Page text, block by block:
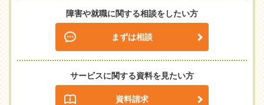
障害や就職に関する相談をしたい方
まずは相談
サービスに関する資料を見たい方
資料請求